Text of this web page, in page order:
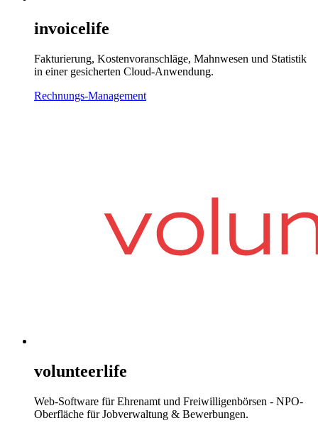
invoicelife
Fakturierung, Kostenvoranschläge, Mahnwesen und Statistik
in einer gesicherten Cloud-Anwendung.
Rechnungs-Management
volunteerlife
Web-Software für Ehrenamt und Freiwilligenbörsen - NPO-
Oberfläche für Jobverwaltung & Bewerbungen.